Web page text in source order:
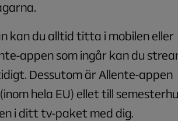
kan du alltid titta i mobilen eller
appen som ingår kan du
Dessutom är Allente-appen
hela EU) ellet till
i ditt tv-paket med dig.